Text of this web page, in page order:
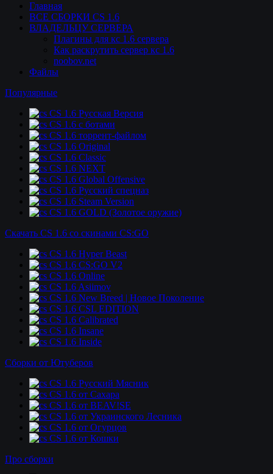
Главная
ВСЕ СБОРКИ CS 1.6
ВЛАДЕЛЬЦУ СЕРВЕРА
Плагины для кс 1.6 сервера
Как раскрутить сервер кс 1.6
noobov.net
Файлы
Популярные
CS 1.6 Русская Версия
CS 1.6 c ботами
CS 1.6 торрент-файлом
CS 1.6 Original
CS 1.6 Classic
CS 1.6 NEXT
CS 1.6 Global Offensive
CS 1.6 Русский спецназ
CS 1.6 Steam Version
CS 1.6 GOLD (Золотое оружие)
Скачать CS 1.6 со скинами CS:GO
CS 1.6 Hyper Beast
CS 1.6 CS:GO V2
CS 1.6 Online
CS 1.6 Asiimov
CS 1.6 New Breed | Новое Поколение
CS 1.6 CSL EDITION
CS 1.6 Calibrated
CS 1.6 Insane
CS 1.6 Inside
Сборки от Ютуберов
CS 1.6 Русский Мясник
CS 1.6 от Сахара
CS 1.6 от BEAV!SE
CS 1.6 от Украинского Лесника
CS 1.6 от Огурцов
CS 1.6 от Кошки
Про сборки